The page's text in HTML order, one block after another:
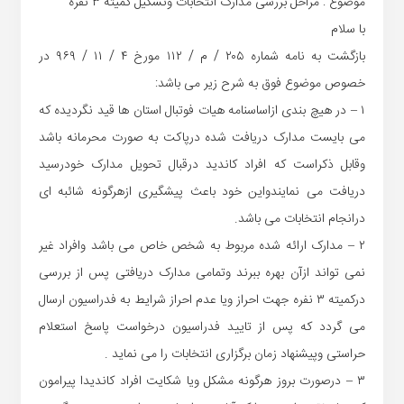
با سلام
بازگشت به نامه شماره ۲۰۵ / م / ۱۱۲ مورخ ۴ / ۱۱ / ۹۶۹ در
خصوص موضوع فوق به شرح زیر می باشد:
۱ – در هیچ بندی ازاساسنامه هیات فوتبال استان ها قید نگردیده که
می بایست مدارک دریافت شده درپاکت به صورت محرمانه باشد
وقابل ذکراست که افراد کاندید درقبال تحویل مدارک خودرسید
دریافت می نمایندواین خود باعث پیشگیری ازهرگونه شائبه ای
درانجام انتخابات می باشد.
۲ – مدارک ارائه شده مربوط به شخص خاص می باشد وافراد غیر
نمی تواند ازآن بهره ببرند وتمامی مدارک دریافتی پس از بررسی
درکمیته ۳ نفره جهت احراز ویا عدم احراز شرایط به فدراسیون ارسال
می گردد که پس از تایید فدراسیون درخواست پاسخ استعلام
حراستی وپیشنهاد زمان برگزاری انتخابات را می نماید .
۳ – درصورت بروز هرگونه مشکل ویا شکایت افراد کاندیدا پیرامون